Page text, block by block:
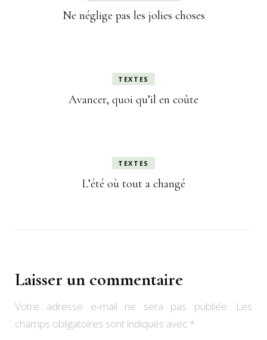
Ne néglige pas les jolies choses
TEXTES
Avancer, quoi qu’il en coûte
TEXTES
L’été où tout a changé
Laisser un commentaire
Votre adresse e-mail ne sera pas publiée.
Les
champs obligatoires sont indiqués avec *